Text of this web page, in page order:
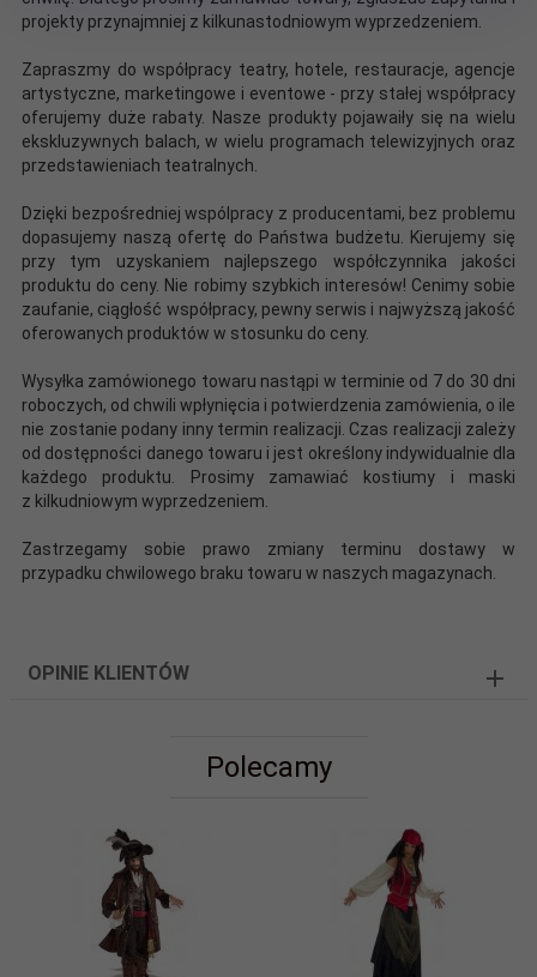
projekty przynajmniej z kilkunastodniowym wyprzedzeniem.
Zapraszmy do współpracy teatry, hotele, restauracje, agencje
artystyczne, marketingowe i eventowe - przy stałej współpracy
oferujemy duże rabaty. Nasze produkty pojawaiły się na wielu
ekskluzywnych balach, w wielu programach telewizyjnych oraz
przedstawieniach teatralnych.
Dzięki bezpośredniej wspólpracy z producentami, bez problemu
dopasujemy naszą ofertę do Państwa budżetu. Kierujemy się
przy tym uzyskaniem najlepszego współczynnika jakości
produktu do ceny. Nie robimy szybkich interesów! Cenimy sobie
zaufanie, ciągłość współpracy, pewny serwis i najwyższą jakość
oferowanych produktów w stosunku do ceny.
Wysyłka zamówionego towaru nastąpi w terminie od 7 do 30 dni
roboczych, od chwili wpłynięcia i potwierdzenia zamówienia, o ile
nie zostanie podany inny termin realizacji. Czas realizacji zależy
od dostępności danego towaru i jest określony indywidualnie dla
każdego produktu. Prosimy zamawiać kostiumy i maski
z kilkudniowym wyprzedzeniem.
Zastrzegamy sobie prawo zmiany terminu dostawy w
przypadku chwilowego braku towaru w naszych magazynach.
OPINIE KLIENTÓW
Polecamy